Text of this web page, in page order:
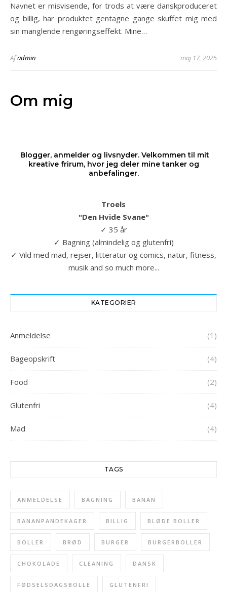
Navnet er misvisende, for trods at være danskproduceret
og billig, har produktet gentagne gange skuffet mig med
sin manglende rengøringseffekt. Mine…
Afadmin maj 17, 2025
Om mig
Blogger, anmelder og livsnyder. Velkommen til mit
kreative frirum, hvor jeg deler mine tanker og
anbefalinger.
Troels
"Den Hvide Svane"
✓ 35 år
✓ Bagning (almindelig og glutenfri)
✓ Vild med mad, rejser, litteratur og comics, natur, fitness,
musik and so much more...
KATEGORIER
Anmeldelse (1)
Bageopskrift (4)
Food (2)
Glutenfri (4)
Mad (4)
TAGS
ANMELDELSE BAGNING BANAN
BANANPANDEKAGER BILLIG BLØDE BOLLER
BOLLER BRØD BURGER BURGERBOLLER
CHOKOLADE CLEANING DANSK
FØDSELSDAGSBOLLE GLUTENFRI